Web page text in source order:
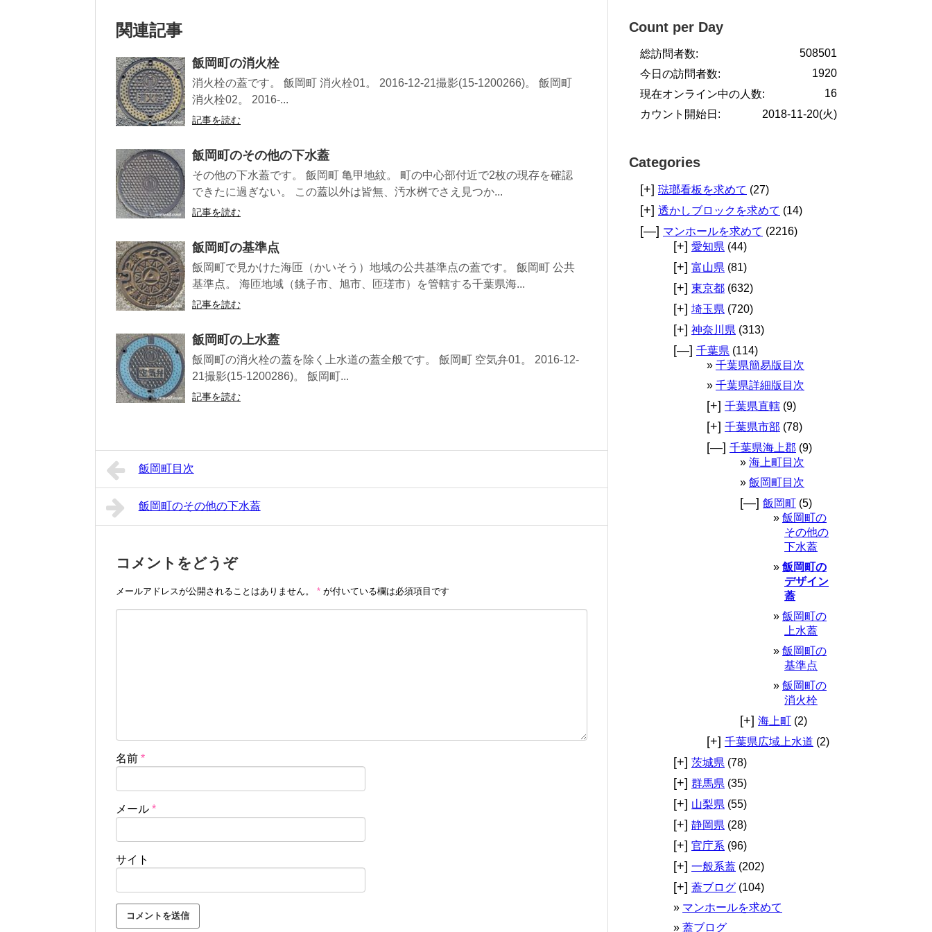
関連記事
飯岡町の消火栓
消火栓の蓋です。 飯岡町 消火栓01。 2016-12-21撮影(15-1200266)。 飯岡町
消火栓02。 2016-...
記事を読む
飯岡町のその他の下水蓋
その他の下水蓋です。 飯岡町 亀甲地紋。 町の中心部付近で2枚の現存を確認
できたに過ぎない。 この蓋以外は皆無、汚水桝でさえ見つか...
記事を読む
飯岡町の基準点
飯岡町で見かけた海匝（かいそう）地域の公共基準点の蓋です。 飯岡町 公共
基準点。 海匝地域（銚子市、旭市、匝瑳市）を管轄する千葉県海...
記事を読む
飯岡町の上水蓋
飯岡町の消火栓の蓋を除く上水道の蓋全般です。 飯岡町 空気弁01。 2016-12-
21撮影(15-1200286)。 飯岡町...
記事を読む
飯岡町目次
飯岡町のその他の下水蓋
コメントをどうぞ
メールアドレスが公開されることはありません。 * が付いている欄は必須項目です
名前 *
メール *
サイト
Count per Day
508501
総訪問者数:
1920
今日の訪問者数:
16
現在オンライン中の人数:
2018-11-20(火)
カウント開始日:
Categories
[+] 琺瑯看板を求めて (27)
[+] 透かしブロックを求めて (14)
[—] マンホールを求めて (2216)
[+] 愛知県 (44)
[+] 富山県 (81)
[+] 東京都 (632)
[+] 埼玉県 (720)
[+] 神奈川県 (313)
[—] 千葉県 (114)
千葉県簡易版目次
千葉県詳細版目次
[+] 千葉県直轄 (9)
[+] 千葉県市部 (78)
[—] 千葉県海上郡 (9)
海上町目次
飯岡町目次
[—] 飯岡町 (5)
飯岡町の
その他の
下水蓋
飯岡町の
デザイン
蓋
飯岡町の
上水蓋
飯岡町の
基準点
飯岡町の
消火栓
[+] 海上町 (2)
[+] 千葉県広域上水道 (2)
[+] 茨城県 (78)
[+] 群馬県 (35)
[+] 山梨県 (55)
[+] 静岡県 (28)
[+] 官庁系 (96)
[+] 一般系蓋 (202)
[+] 蓋ブログ (104)
マンホールを求めて
蓋ブログ